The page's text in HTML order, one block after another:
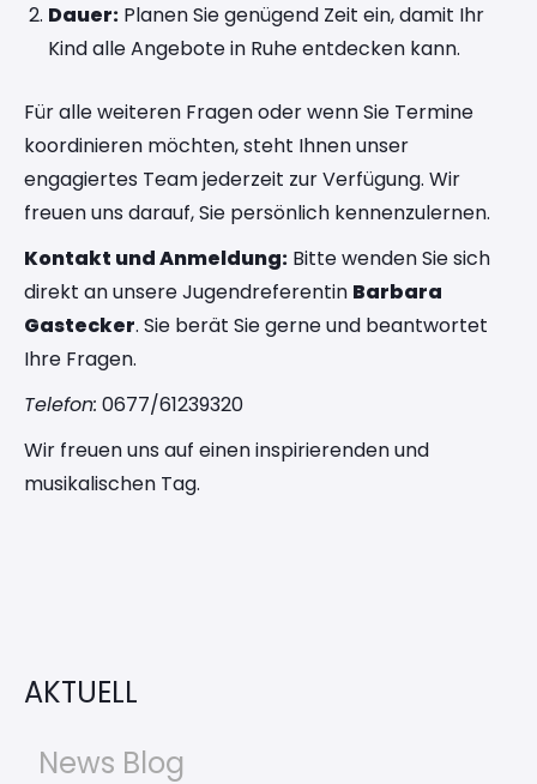
Dauer: Planen Sie genügend Zeit ein, damit Ihr
Kind alle Angebote in Ruhe entdecken kann.
Für alle weiteren Fragen oder wenn Sie Termine
koordinieren möchten, steht Ihnen unser
engagiertes Team jederzeit zur Verfügung. Wir
freuen uns darauf, Sie persönlich kennenzulernen.
Kontakt und Anmeldung: Bitte wenden Sie sich
direkt an unsere Jugendreferentin Barbara
Gastecker. Sie berät Sie gerne und beantwortet
Ihre Fragen.
Telefon: 0677/61239320
Wir freuen uns auf einen inspirierenden und
musikalischen Tag.
AKTUELL
News Blog